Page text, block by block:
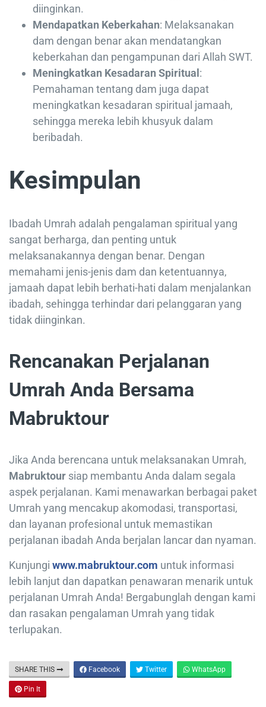
diinginkan.
Mendapatkan Keberkahan: Melaksanakan
dam dengan benar akan mendatangkan
keberkahan dan pengampunan dari Allah SWT.
Meningkatkan Kesadaran Spiritual :
Pemahaman tentang dam juga dapat
meningkatkan kesadaran spiritual jamaah,
sehingga mereka lebih khusyuk dalam
beribadah.
Kesimpulan
Ibadah Umrah adalah pengalaman spiritual yang
sangat berharga, dan penting untuk
melaksanakannya dengan benar. Dengan
memahami jenis-jenis dam dan ketentuannya,
jamaah dapat lebih berhati-hati dalam menjalankan
ibadah, sehingga terhindar dari pelanggaran yang
tidak diinginkan.
Rencanakan Perjalanan
Umrah Anda Bersama
Mabruktour
Jika Anda berencana untuk melaksanakan Umrah,
Mabruktour siap membantu Anda dalam segala
aspek perjalanan. Kami menawarkan berbagai paket
Umrah yang mencakup akomodasi, transportasi,
dan layanan profesional untuk memastikan
perjalanan ibadah Anda berjalan lancar dan nyaman.
Kunjungi www.mabruktour.com untuk informasi
lebih lanjut dan dapatkan penawaran menarik untuk
perjalanan Umrah Anda! Bergabunglah dengan kami
dan rasakan pengalaman Umrah yang tidak
terlupakan.
SHARE THIS Facebook Twitter WhatsApp
Pin It